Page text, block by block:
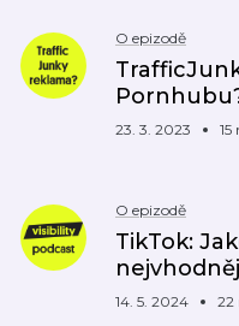
O epizodě
23. 3. 2023 15
O epizodě
TikTok:
14. 5. 2024 22